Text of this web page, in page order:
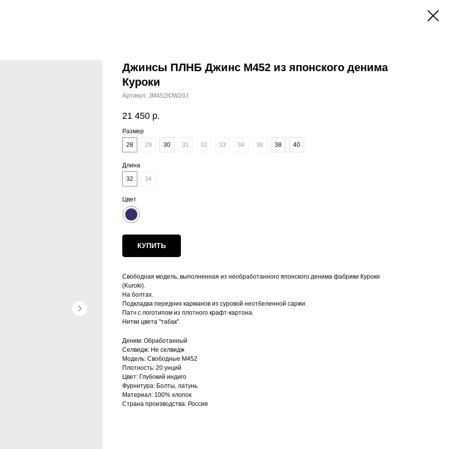
Джинсы ПЛНБ Джинс M452 из японского денима
Куроки
Артикул: JM452IOW20J
21 450 р.
Размер
28
29 30 31 32 33 34 36 38 40
Длина
32
34
Цвет
КУПИТЬ
Свободная модель, выполненная из необработанного японского денима фабрики Куроки
(Kuroki).
На болтах.
Подкладка передних карманов из суровой неотбеленной саржи.
Патч с логотипом из плотного крафт-картона.
Нитки цвета "табак".
Деним: Обработанный
Селвидж: Не селвидж
Модель: Свободные М452
Плотность: 20 унций
Цвет: Глубокий индиго
Фурнитура: Болты, латунь
Материал: 100% хлопок
Страна производства: Россия